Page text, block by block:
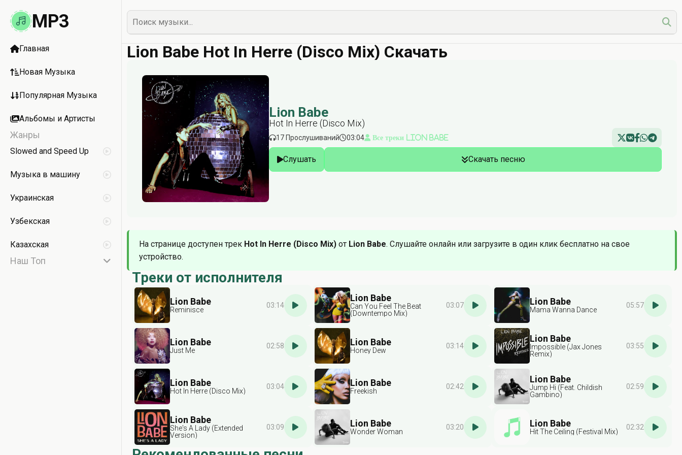
MP3
Главная
Новая Музыка
Популярная Музыка
Альбомы и Артисты
Жанры
Slowed and Speed Up
Музыка в машину
Украинская
Узбекская
Казахская
Наш Топ
Lion Babe Hot In Herre (Disco Mix) Скачать
Lion Babe
Hot In Herre (Disco Mix)
17 Прослушиваний 03:04 Все треки Lion Babe
Слушать Скачать песню
На странице доступен трек Hot In Herre (Disco Mix) от Lion Babe. Слушайте онлайн или загрузите в один клик бесплатно на свое
устройство.
Треки от исполнителя
Lion Babe
Reminisce
03:14
Lion Babe
Can You Feel The Beat
(Downtempo Mix)
03:07 Lion Babe
Mama Wanna Dance
05:57
Lion Babe
Just Me
02:58 Lion Babe
Honey Dew
03:14
Lion Babe
Impossible (Jax Jones
Remix)
03:55
Lion Babe
Hot In Herre (Disco Mix)
03:04 Lion Babe
Freekish
02:42
Lion Babe
Jump Hi (Feat. Childish
Gambino)
02:59
Lion Babe
She's A Lady (Extended
Version)
03:09 Lion Babe
Wonder Woman
03:20 Lion Babe
Hit The Ceiling (Festival Mix)
02:32